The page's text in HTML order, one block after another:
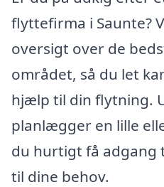
flyttefirma i Saunte?
oversigt over de
området, så du let
hjælp til din flytning.
planlægger en lille
du hurtigt få adgang
til dine behov.